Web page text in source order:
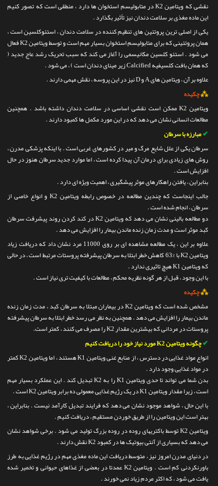
نقشی که ویتامین K2 در متابولیسم استخوان ها دارد ، منطقی است که تصور کنیم
این ماده مغذی بر سلامت دندان نیز تأثیر بگذارد .
یکی از اصلی ترین پروتئین های تنظیم کننده در سلامت دندان ، استئوکلسین است ،
همان پروتئینی که برای متابولیسم استخوان بسیار مهم است و توسط ویتامین K2 فعال
می شود . استئو کلسین مکانیسمی را آغاز می کند که سبب تحریک رشد عاج جدید (
که همان بافت کلسیفیه Calcified زیر مینای دندان است ) ، می شود .
علاوه بر آن ، ویتامین های A و D نیز در این پروسه ، نقش مهمی دارند .
⁂چکیده
ویتامین K2 ممکن است نقشی اساسی در سلامت دندان داشته باشد . همچنین
مطالعات انسانی نشان می دهد که در این مورد مکمل ها کمبود دارند .
✔مبارزه با سرطان
سرطان یکی از علل شایع مرگ و میر در کشورهای غربی است . با اینکه پزشکی مدرن ،
روش های زیادی برای درمان آن پیدا کرده است ، اما موارد جدید سرطان هنوز در حال
افزایش است .
بنابراین ، یافتن راهکارهای موثر پیشگیری ، اهمیت ویژه ای دارد .
جالب اینجاست که چندین مطالعه در خصوص رابطه ویتامین K2 و انواع خاصی از
سرطان ، انجام شده است .
دو مطالعه بالینی نشان می دهد که ویتامین K2 در کند کردن روند پیشرفت سرطان
کبد موثر است و مدت زمان زنده ماندن بیمار را افزایش می دهد .
علاوه بر این ، یک مطالعه مشاهده ای بر روی 11000 مرد نشان داد که دریافت زیاد
ویتامین K2 با %63 کاهش خطر ابتلا به سرطان پیشرفته پروستات مرتبط است ، در حالی
که ویتامین K1 هیچ تاثیری ندارد .
با این وجود ، قبل از هر گونه نظریه محکم ، مطالعات با کیفیت تری نیاز است .
⁂چکیده
مشخص شده است که ویتامین K2 در بیماران مبتلا به سرطان کبد ، مدت زمان زنده
ماندن بیمار را افزایش می دهد . همچنین به نظر می رسد خطر ابتلا به سرطان پیشرفته
پروستات در مردانی که بیشترین مقدار K2 را مصرف می کنند ، کمتر است.
✔چگونه ویتامین K2 مورد نیاز خود را دریافت کنیم
انواع مواد غذایی در دسترس ، از منابع غنی ویتامین K1 هستند ، اما ویتامین K2 کمتر
در مواد غذایی وجود دارد .
بدن شما می تواند تا حدی ویتامین K1 را به K2 تبدیل کند . این عملکرد بسیار مهم
است ، زیرا مقدار ویتامین K1 در یک رژیم غذایی معمولی ده برابر ویتامین K2 است .
با این حال ، شواهد موجود نشان می دهد که فرایند تبدیل کارآمد نیست . بنابراین ،
بهتر است این ویتامین را از طریق خوردن مستقیم ، دریافت کنیم .
ویتامین K2 توسط باکتریهای روده در روده بزرگ تولید می شود . برخی شواهد نشان
می دهد که بسیاری از آنتی بیوتیک ها در کمبود K2 نقش دارند .
در دنیای مدرن امروز نیز ، متوسط دریافت این ماده مغذی مهم در رژیم غذایی به طرز
باورنکردنی کم است . ویتامین K2 عمدتا در بعضی از غذاهای حیوانی و تخمیر شده
یافت می شود ، که اکثر مردم زیاد نمی خورند .